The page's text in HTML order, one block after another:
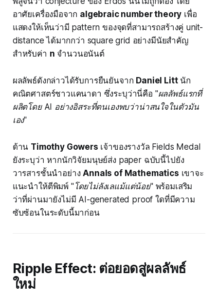
อาศัยเครื่องมือจาก algebraic number theory เพื่อ
แสดงให้เห็นว่ามี pattern ของจุดที่สามารถสร้างคู่ unit-
distance ได้มากกว่า square grid อย่างมีนัยสำคัญ
สำหรับค่า n จำนวนอนันต์
ผลลัพธ์ดังกล่าวได้รับการยืนยันจาก Daniel Littนัก
คณิตศาสตร์ชาวแคนาดา ซึ่งระบุว่านี่คือ "ผลลัพธ์แรกที่
ผลิตโดย AI อย่างอิสระที่ตนเองพบว่าน่าสนใจในตัวมัน
เอง"
ด้าน Timothy Gowers เจ้าของรางวัล Fields Medal
ยังระบุว่า หากนักวิจัยมนุษย์ส่ง paper ฉบับนี้ไปยัง
วารสารชั้นนำอย่างAnnals of Mathematics เขาจะ
แนะนำให้ตีพิมพ์ "โดยไม่ลังเลแม้แต่น้อย"พร้อมเสริม
ว่าที่ผ่านมายังไม่มี AI-generated proof ใดที่มีความ
ซับซ้อนในระดับนี้มาก่อน
Ripple Effect: ต่อยอดสู่ผลลัพธ์
ใหม่